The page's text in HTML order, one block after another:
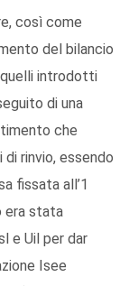
così come
del bilancio
introdotti
di una
che
rinvio, essendo
fissata all’1
era stata
e Uil per dar
Isee